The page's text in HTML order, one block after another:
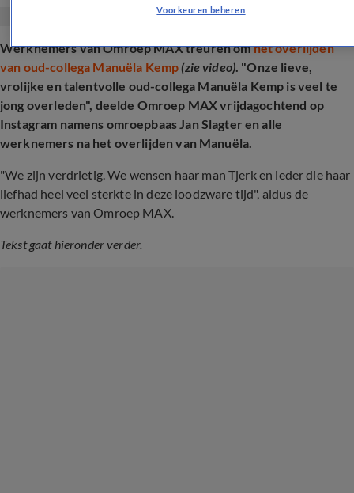
Werknemers van Omroep MAX treuren omhet overlijden
van oud-collega Manuëla Kemp(zie video). "Onze lieve,
vrolijke en talentvolle oud-collega Manuëla Kemp is veel te
jong overleden", deelde Omroep MAX vrijdagochtend op
Instagram namens omroepbaas Jan Slagter en alle
werknemers na het overlijden van Manuëla.
"We zijn verdrietig. We wensen haar man Tjerk en ieder die haar
liefhad heel veel sterkte in deze loodzware tijd", aldus de
werknemers van Omroep MAX.
Tekst gaat hieronder verder.
Voorkeuren beheren